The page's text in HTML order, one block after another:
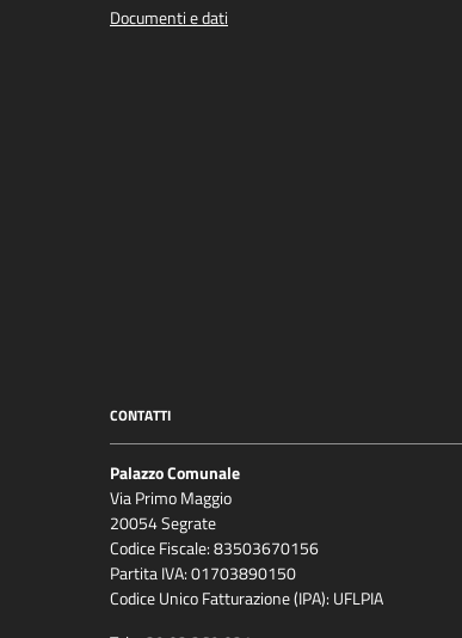
Documenti e dati
CONTATTI
Palazzo Comunale
Via Primo Maggio
20054 Segrate
Codice Fiscale: 83503670156
Partita IVA: 01703890150
Codice Unico Fatturazione (IPA): UFLPIA